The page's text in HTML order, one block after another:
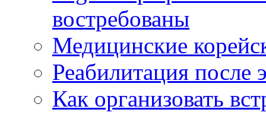
востребованы
Медицинские
Реабилитация после
Как организовать